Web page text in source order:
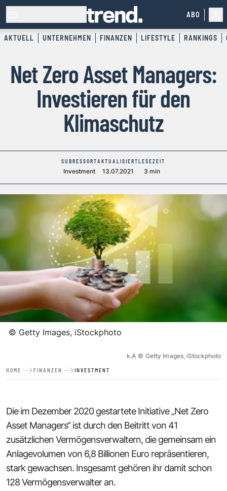
ABO
AKTUELL UNTERNEHMEN FINANZEN LIFESTYLE RANKINGS
Net Zero Asset Managers:
Investieren für den
Klimaschutz
SUBRESSORT
Investment
AKTUALISIERT
13.07.2021
LESEZEIT
3 min
© Getty Images, iStockphoto
k.A © Getty Images, iStockphoto
HOME FINANZEN INVESTMENT
Die im Dezember 2020 gestartete Initiative „Net Zero
Asset Managers“ ist durch den Beitritt von 41
zusätzlichen Vermögensverwaltern, die gemeinsam ein
Anlagevolumen von 6,8 Billionen Euro repräsentieren,
stark gewachsen. Insgesamt gehören ihr damit schon
128 Vermögensverwalter an.